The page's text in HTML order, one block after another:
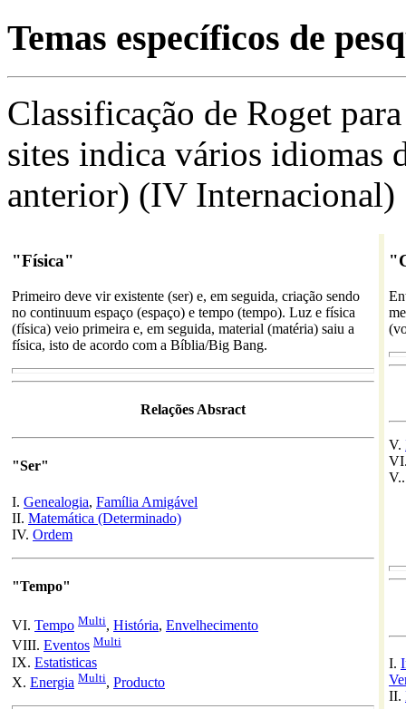
Temas específicos de
Classificação de Roget
sites indica vários idiomas
anterior) (IV Internacional)
"Física"
Primeiro deve vir existente (ser) e, em seguida, criação sendo
no continuum espaço (espaço) e tempo (tempo). Luz e física
(física) veio primeira e, em seguida, material (matéria) saiu a
física, isto de acordo com a Bíblia/Big Bang.
Relações Absract
"Ser"
I. Genealogia, Família Amigável
II. Matemática (Determinado)
IV. Ordem
"Tempo"
VI. Tempo Multi, História, Envelhecimento
VIII. Eventos Multi
IX. Estatisticas
X. Energia Multi, Producto
V.
I.
II.